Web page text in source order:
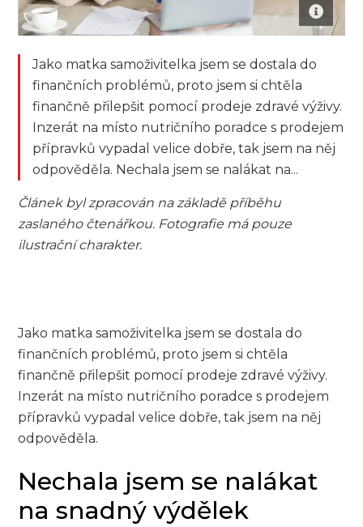
Jako matka samoživitelka jsem se dostala do
finančních problémů, proto jsem si chtěla
finančně přilepšit pomocí prodeje zdravé výživy.
Inzerát na místo nutričního poradce s prodejem
přípravků vypadal velice dobře, tak jsem na něj
odpověděla. Nechala jsem se nalákat na...
Článek byl zpracován na základě příběhu
zaslaného čtenářkou. Fotografie má pouze
ilustrační charakter.
Jako matka samoživitelka jsem se dostala do
finančních problémů, proto jsem si chtěla
finančně přilepšit pomocí prodeje zdravé výživy.
Inzerát na místo nutričního poradce s prodejem
přípravků vypadal velice dobře, tak jsem na něj
odpověděla.
Nechala jsem se nalákat
na snadný výdělek